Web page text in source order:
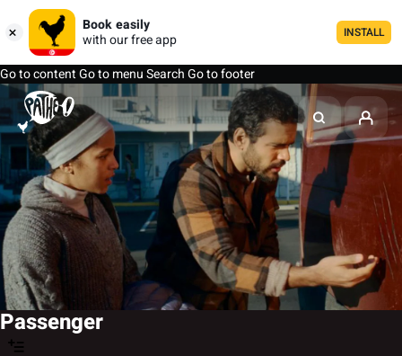
Book easily
with our free app
INSTALL
Go to contentGo to menuSearchGo to footer
Passenger